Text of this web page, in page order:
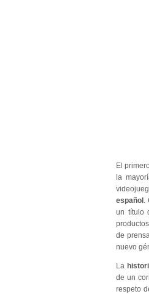
El
la
español
un título
de
nuevo
La
de un
respeto